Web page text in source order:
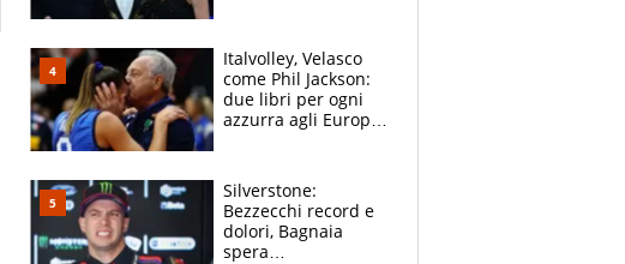
sfondo
Italvolley, Velasco
come Phil Jackson:
due libri per ogni
azzurra agli Europei.
Silverstone:
Bezzecchi record e
dolori, Bagnaia
spera